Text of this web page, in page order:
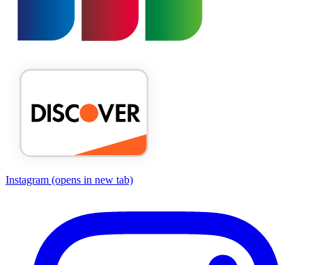
Instagram (opens in new tab)